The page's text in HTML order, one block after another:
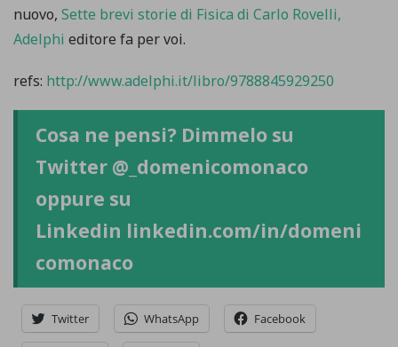
nuovo, Sette brevi storie di Fisica di Carlo Rovelli,
Adelphi editore fa per voi.
refs: http://www.adelphi.it/libro/9788845929250
Cosa ne pensi? Dimmelo su
Twitter @_domenicomonaco
oppure su
Linkedin linkedin.com/in/domeni
comonaco
Twitter WhatsApp Facebook